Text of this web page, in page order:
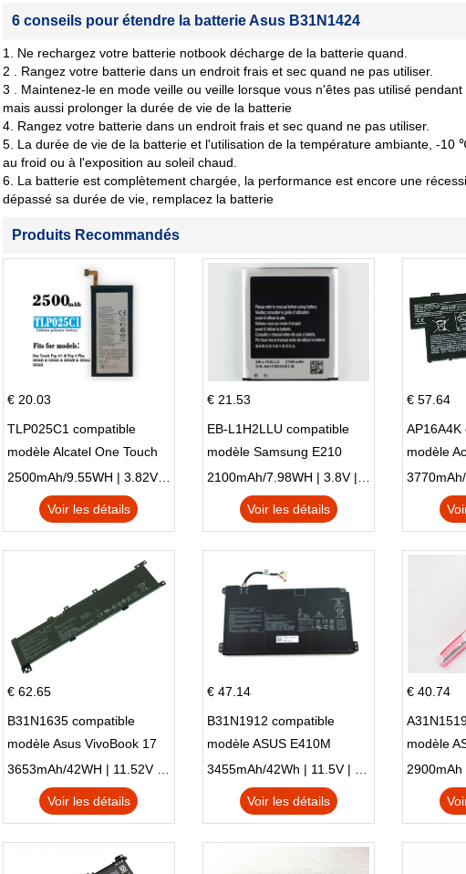
6 conseils pour étendre la batterie Asus B31N1424
1. Ne rechargez votre batterie notbook décharge de la batterie quand.
2 . Rangez votre batterie dans un endroit frais et sec quand ne pas utiliser.
3 . Maintenez-le en mode veille ou veille lorsque vous n'êtes pas utilisé
mais aussi prolonger la durée de vie de la batterie
4. Rangez votre batterie dans un endroit frais et sec quand ne pas utiliser.
5. La durée de vie de la batterie et l'utilisation de la température ambiante, -
au froid ou à l'exposition au soleil chaud.
6. La batterie est complètement chargée, la performance est encore une
dépassé sa durée de vie, remplacez la batterie
Produits Recommandés
€ 20.03
TLP025C1 compatible
modèle Alcatel One Touch
Pop 4 Plus OT-5056D
2500mAh/9.55WH | 3.82V | Li-ion ...
Voir les détails
€ 21.53
EB-L1H2LLU compatible
modèle Samsung E210
E210K i939
Voir les détails
€ 57.64
AP16A4K
modèle
AO1-132
€ 62.65
B31N1635 compatible
modèle Asus VivoBook 17
X705NC X705UA X705UV
X705UN X705UD
Voir les détails
€ 47.14
B31N1912 compatible
modèle ASUS E410M
E410MA L410MA
Voir les détails
€ 40.74
modèle
X540LA-
X540S